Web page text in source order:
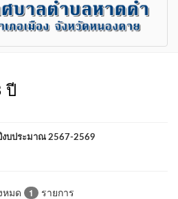
ปี
บประมาณ 2567-2569
หมด 1 รายการ